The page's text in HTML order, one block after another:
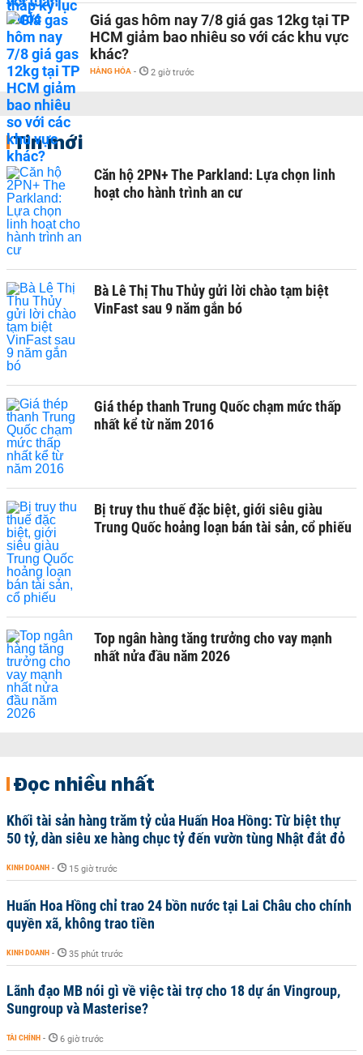
Giá gas hôm nay 7/8 giá gas 12kg tại TP
HCM giảm bao nhiêu so với các khu vực
khác?
HÀNG HÓA - 2 giờ trước
Tin mới
Căn hộ 2PN+ The Parkland: Lựa chọn linh
hoạt cho hành trình an cư
Bà Lê Thị Thu Thủy gửi lời chào tạm biệt
VinFast sau 9 năm gắn bó
Giá thép thanh Trung Quốc chạm mức thấp
nhất kể từ năm 2016
Bị truy thu thuế đặc biệt, giới siêu giàu
Trung Quốc hoảng loạn bán tài sản, cổ phiếu
Top ngân hàng tăng trưởng cho vay mạnh
nhất nửa đầu năm 2026
Đọc nhiều nhất
Khối tài sản hàng trăm tỷ của Huấn Hoa Hồng: Từ biệt thự
50 tỷ, dàn siêu xe hàng chục tỷ đến vườn tùng Nhật đắt đỏ
KINH DOANH - 15 giờ trước
Huấn Hoa Hồng chỉ trao 24 bồn nước tại Lai Châu cho chính
quyền xã, không trao tiền
KINH DOANH - 35 phút trước
Lãnh đạo MB nói gì về việc tài trợ cho 18 dự án Vingroup,
Sungroup và Masterise?
TÀI CHÍNH - 6 giờ trước